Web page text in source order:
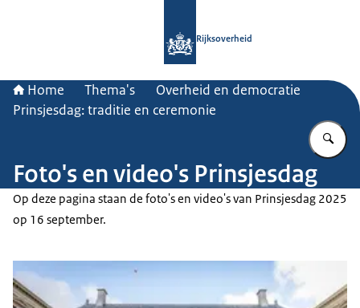
Rijksoverheid
Home Thema's
Overheid en democratie
Prinsjesdag: traditie en ceremonie
Foto's en video's Prinsjesdag
Op deze pagina staan de foto's en video's van Prinsjesdag 2025
op 16 september.